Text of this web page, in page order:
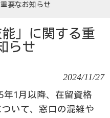
要なお知らせ
」に関する重
らせ
2024/11/27
年1月以降、在留資格
ついて、窓口の混雑や